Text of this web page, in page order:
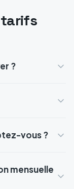
tarifs
?
vous ?
mensuelle